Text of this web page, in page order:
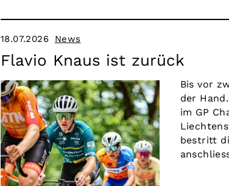
18.07.2026 News
Flavio Knaus ist zurück
Bis vor
der
im GP
bestritt